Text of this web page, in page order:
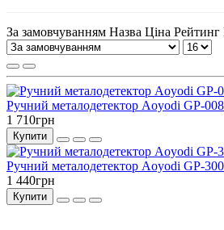
За замовчуванням Назва Ціна Рейтинг
Ручний металодетектор Aoyodi GP-008
1 710грн
Купити
Ручний металодетектор Aoyodi GP-
1 440грн
Купити